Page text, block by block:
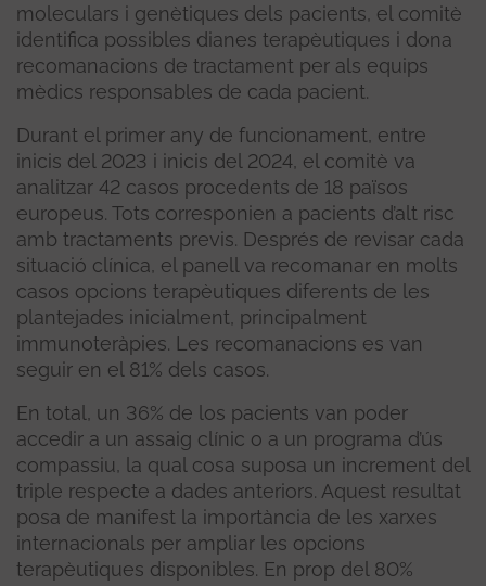
moleculars i genètiques dels pacients, el comitè
identifica possibles dianes terapèutiques i dona
recomanacions de tractament per als equips
mèdics responsables de cada pacient.
Durant el primer any de funcionament, entre
inicis del 2023 i inicis del 2024, el comitè va
analitzar 42 casos procedents de 18 països
europeus. Tots corresponien a pacients d’alt risc
amb tractaments previs. Després de revisar cada
situació clínica, el panell va recomanar en molts
casos opcions terapèutiques diferents de les
plantejades inicialment, principalment
immunoteràpies. Les recomanacions es van
seguir en el 81% dels casos.
En total, un 36% de los pacients van poder
accedir a un assaig clínic o a un programa d’ús
compassiu, la qual cosa suposa un increment del
triple respecte a dades anteriors. Aquest resultat
posa de manifest la importància de les xarxes
internacionals per ampliar les opcions
terapèutiques disponibles. En prop del 80%